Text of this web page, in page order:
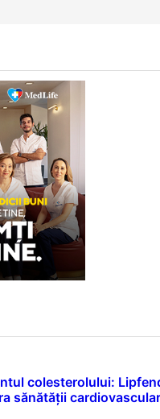
colesterolului:
sănătății